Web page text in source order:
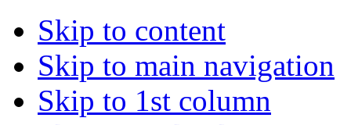
Skip to content
Skip to main navigation
Skip to 1st column